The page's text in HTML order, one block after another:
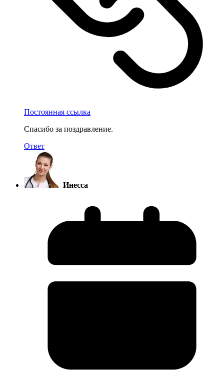
Постоянная ссылка
Спасибо за поздравление.
Ответ
Инесса